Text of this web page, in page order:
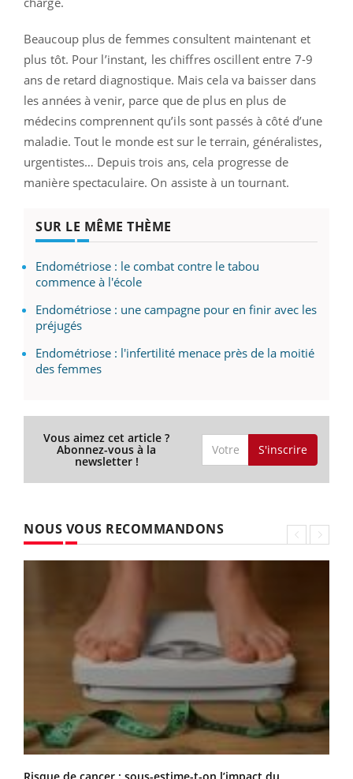
Beaucoup plus de femmes consultent maintenant et
plus tôt. Pour l’instant, les chiffres oscillent entre 7-9
ans de retard diagnostique. Mais cela va baisser dans
les années à venir, parce que de plus en plus de
médecins comprennent qu’ils sont passés à côté d’une
maladie. Tout le monde est sur le terrain, généralistes,
urgentistes… Depuis trois ans, cela progresse de
manière spectaculaire. On assiste à un tournant.
SUR LE MÊME THÈME
Endométriose : le combat contre le tabou
commence à l'école
Endométriose : une campagne pour en finir avec les
préjugés
Endométriose : l'infertilité menace près de la moitié
des femmes
Vous aimez cet article ?
Abonnez-vous à la
newsletter !
S'inscrire
NOUS VOUS RECOMMANDONS
Risque de cancer : sous-estime-t-on l’impact du